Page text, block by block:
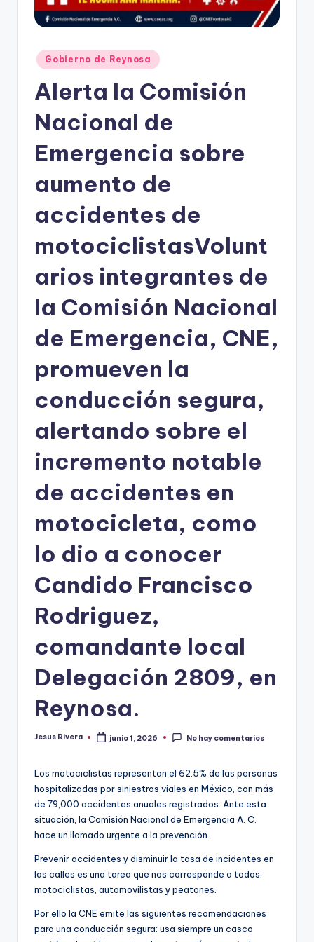
Publicado
en
Gobierno de Reynosa
Alerta la Comisión
Nacional de
Emergencia sobre
aumento de
accidentes de
motociclistasVolunt
arios integrantes de
la Comisión Nacional
de Emergencia, CNE,
promueven la
conducción segura,
alertando sobre el
incremento notable
de accidentes en
motocicleta, como
lo dio a conocer
Candido Francisco
Rodriguez,
comandante local
Delegación 2809, en
Reynosa.
Publicado
Jesus Rivera junio 1, 2026 No hay comentarios
Los motociclistas representan el 62.5% de las personas
hospitalizadas por siniestros viales en México, con más
de 79,000 accidentes anuales registrados. Ante esta
situación, la Comisión Nacional de Emergencia A. C.
hace un llamado urgente a la prevención.
Prevenir accidentes y disminuir la tasa de incidentes en
las calles es una tarea que nos corresponde a todos:
motociclistas, automovilistas y peatones.
Por ello la CNE emite las siguientes recomendaciones
para una conducción segura: usa siempre un casco